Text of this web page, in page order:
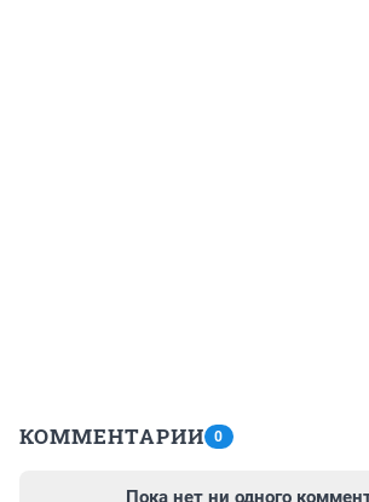
КОММЕНТАРИИ 0
Пока нет ни одного